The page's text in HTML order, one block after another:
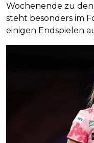
Wochenende zu
steht besonders im
einigen Endspielen